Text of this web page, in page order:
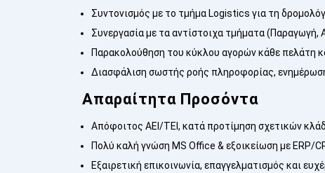
Συντονισμός με το τμήμα Logistics για τη
Συνεργασία με τα αντίστοιχα τμήματα (Παραγωγή,
Παρακολούθηση του κύκλου αγορών κάθε πελάτη
Διασφάλιση σωστής ροής πληροφορίας,
Απαραίτητα Προσόντα
Απόφοιτος ΑΕΙ/ΤΕΙ, κατά προτίμηση σχετικών
Πολύ καλή γνώση MS Office & εξοικείωση με ERP/
Εξαιρετική επικοινωνία, επαγγελματισμός και